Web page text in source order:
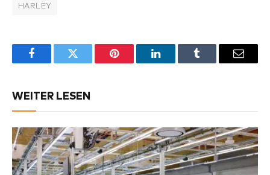
HARLEY
FacebookTwitter Pinterest LinkedInTumblr Email
WEITER LESEN